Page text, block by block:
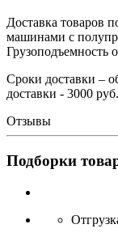
Доставка товаров
машинами с
Грузоподъемность
Сроки доставки –
доставки - 3000 руб.
Отзывы
Подборки